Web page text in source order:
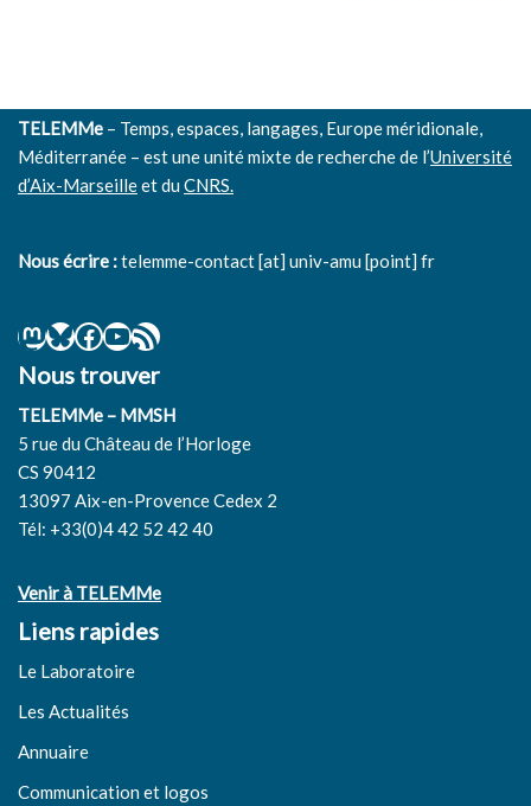
TELEMMe – Temps, espaces, langages, Europe méridionale,
Méditerranée – est une unité mixte de recherche de l’Université
d’Aix-Marseilleet duCNRS.
Nous écrire :telemme-contact [at] univ-amu [point] fr
Nous trouver
TELEMMe – MMSH
5 rue du Château de l’Horloge
CS 90412
13097 Aix-en-Provence Cedex 2
Tél: +33(0)4 42 52 42 40
Venir à TELEMMe
Liens rapides
Le Laboratoire
Les Actualités
Annuaire
Communication et logos